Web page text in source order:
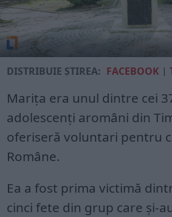
DISTRIBUIE ȘTIREA: FACEBOOK |
Marița era unul dintre cei
adolescenți aromâni din
oferiseră voluntari pentru
Române.
Ea a fost prima victimă
cinci fete din grup care și-